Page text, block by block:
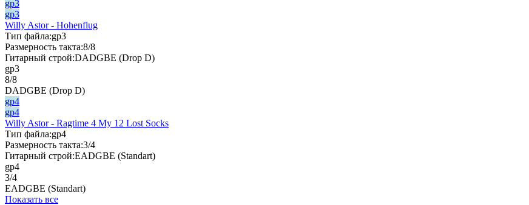
gp3
gp3
Willy Astor - Hohenflug
Тип файла:gp3
Размерность такта:8/8
Гитарный строй:DADGBE (Drop D)
gp3
8/8
DADGBE (Drop D)
gp4
gp4
Willy Astor - Ragtime 4 My 12 Lost Socks
Тип файла:gp4
Размерность такта:3/4
Гитарный строй:EADGBE (Standart)
gp4
3/4
EADGBE (Standart)
Показать все